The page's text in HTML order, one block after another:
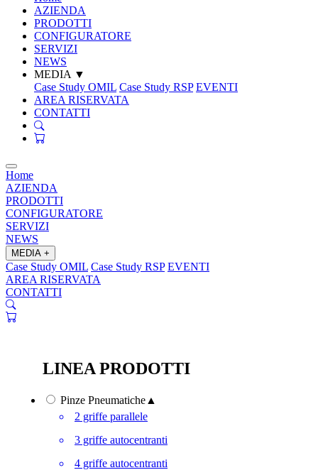
AZIENDA
PRODOTTI
CONFIGURATORE
SERVIZI
NEWS
MEDIA ▼
Case Study OMIL Case Study RSP EVENTI
AREA RISERVATA
CONTATTI
Home
AZIENDA
PRODOTTI
CONFIGURATORE
SERVIZI
NEWS
MEDIA +
Case Study OMIL Case Study RSP EVENTI
AREA RISERVATA
CONTATTI
LINEA PRODOTTI
Pinze Pneumatiche ▲
2 griffe parallele
3 griffe autocentranti
4 griffe autocentranti